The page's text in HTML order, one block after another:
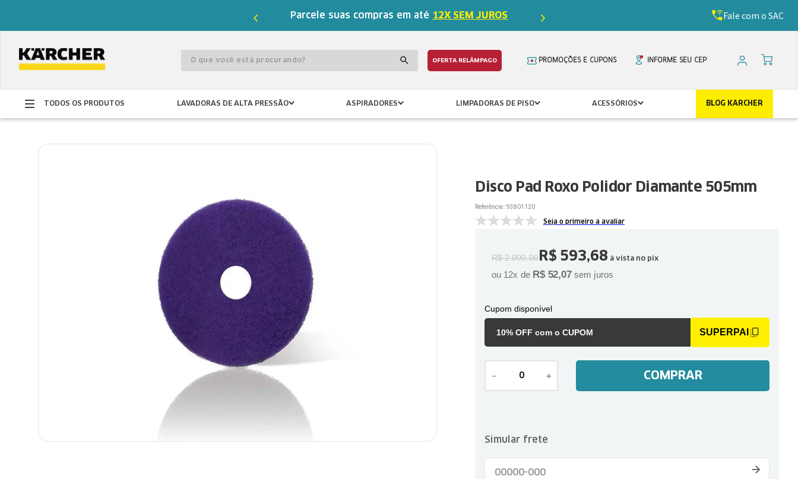
Parcele suas compras em até 12X SEM JUROS de desconto com o cupomFale com o SAC
O que você está procurando? OFERTA RELÂMPAGO PROMOÇÕES E CUPONS INFORME SEU CEP
TODOS OS PRODUTOS LAVADORAS DE ALTA PRESSÃO ASPIRADORES LIMPADORAS DE PISO ACESSÓRIOS BLOG KARCHER
Disco Pad Roxo Polidor Diamante 505mm
Referência::93801120
Seja o primeiro a avaliar
R$ 2.000,00R$ 593,68 à vista no pix
ou 12x de R$ 52,07 sem juros
Cupom disponível
10% OFF com o CUPOM SUPERPAI
＋
－ COMPRAR